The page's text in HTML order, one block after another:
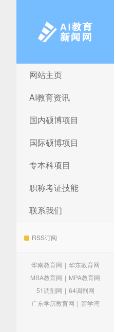
AI教育新闻网
网站主页
AI教育资讯
国内硕博项目
国际硕博项目
专本科项目
职称考证技能
联系我们
RSS订阅
华南教育网 | 华东教育网
MBA教育网 | MPA教育网
51调剂网 | 64调剂网
广东学历教育网 | 留学湾